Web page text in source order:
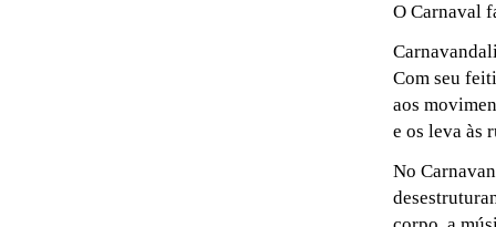
O Carnaval
Com seu
aos
e os leva às
No